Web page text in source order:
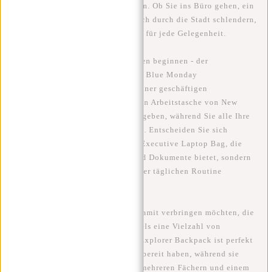
zu Ihrem täglichen Look hinzufügen. Ob Sie ins Büro gehen, ein
Wochenende verbringen oder einfach durch die Stadt schlendern,
New Rebels hat die perfekte Tasche für jede Gelegenheit.
Lassen Sie uns mit dem Wesentlichen beginnen - der
Arbeitstasche. Für viele von uns ist Blue Monday
gleichbedeutend mit dem Beginn einer geschäftigen
Arbeitswoche. Aber mit der richtigen Arbeitstasche von New
Rebels können Sie sich mit Stil umgeben, während Sie alle Ihre
beruflichen Bedürfnisse mitnehmen. Entscheiden Sie sich
beispielsweise für die New Rebels Executive Laptop Bag, die
nicht nur Platz für Ihren Laptop und Dokumente bietet, sondern
auch einen Hauch von Luxus zu Ihrer täglichen Routine
Für diejenigen, die Blue Monday damit verbringen möchten, die
Stadt zu erkunden, bietet New Rebels eine Vielzahl von
. Der Urban Explorer Backpack ist perfekt
für diejenigen, die gerne alles griffbereit haben, während sie
durch die Straßen schlendern. Mit mehreren Fächern und einem